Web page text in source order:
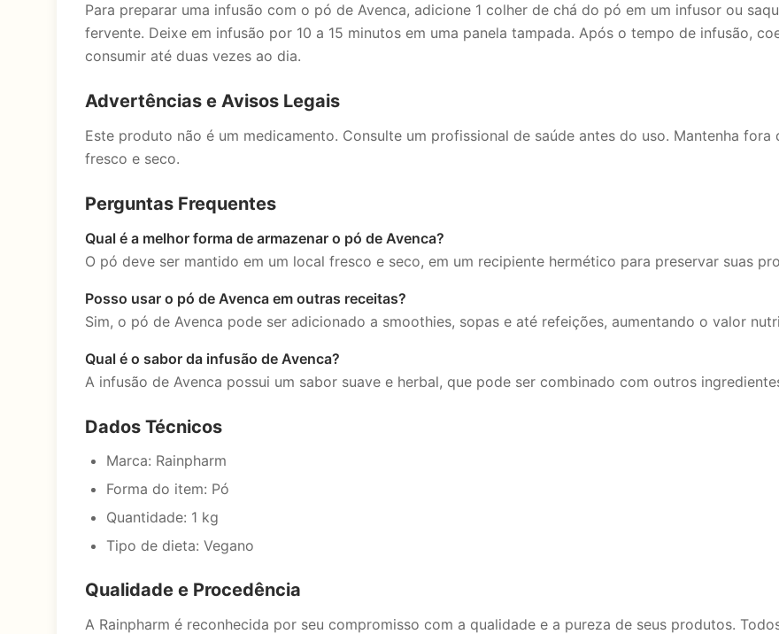
Para preparar uma infusão com o pó de Avenca, adicione 1 colher de chá do pó em um infusor ou
fervente. Deixe em infusão por 10 a 15 minutos em uma panela tampada. Após o tempo de infusão,
consumir até duas vezes ao dia.
Advertências e Avisos Legais
Este produto não é um medicamento. Consulte um profissional de saúde antes do uso. Mantenha
fresco e seco.
Perguntas Frequentes
Qual é a melhor forma de armazenar o pó de Avenca?
O pó deve ser mantido em um local fresco e seco, em um recipiente hermético para preservar suas
Posso usar o pó de Avenca em outras receitas?
Sim, o pó de Avenca pode ser adicionado a smoothies, sopas e até refeições, aumentando o valor
Qual é o sabor da infusão de Avenca?
A infusão de Avenca possui um sabor suave e herbal, que pode ser combinado com outros
Dados Técnicos
Marca: Rainpharm
Forma do item: Pó
Quantidade: 1 kg
Tipo de dieta: Vegano
Qualidade e Procedência
A Rainpharm é reconhecida por seu compromisso com a qualidade e a pureza de seus produtos.